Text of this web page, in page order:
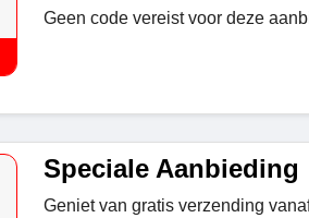
Geen code vereist voor deze
Speciale Aanbieding
Geniet van gratis verzending